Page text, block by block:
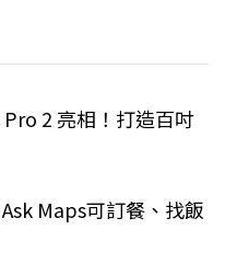
2 亮相！打造百吋
Maps可訂餐、找飯